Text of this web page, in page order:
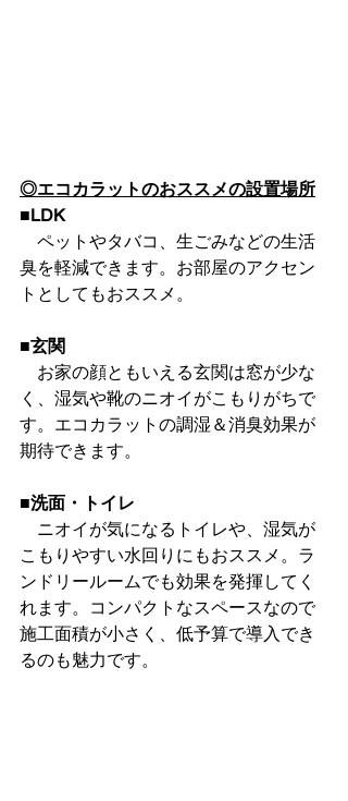
◎エコカラットのおススメの設置場所
■LDK
ペットやタバコ、生ごみなどの生活
臭を軽減できます。お部屋のアクセン
トとしてもおススメ。
■玄関
お家の顔ともいえる玄関は窓が少な
く、湿気や靴のニオイがこもりがちで
す。エコカラットの調湿＆消臭効果が
期待できます。
■洗面・トイレ
ニオイが気になるトイレや、湿気が
こもりやすい水回りにもおススメ。ラ
ンドリールームでも効果を発揮してく
れます。コンパクトなスペースなので
施工面積が小さく、低予算で導入でき
るのも魅力です。